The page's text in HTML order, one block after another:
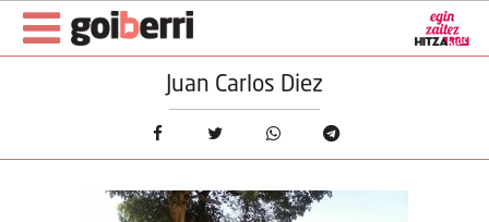
Juan Carlos Diez